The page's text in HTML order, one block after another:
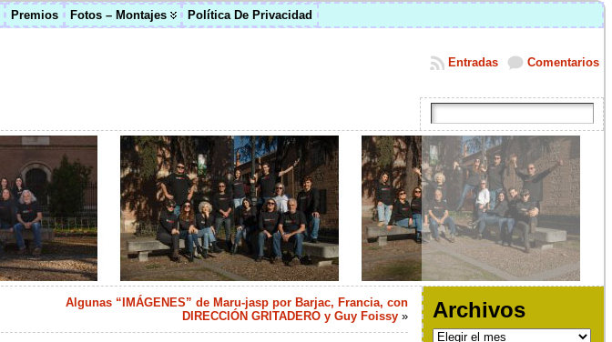
Premios Fotos – Montajes Política De Privacidad
Comentarios
Entradas
Algunas “IMÁGENES” de Maru-jasp por Barjac, Francia, con
DIRECCIÓN GRITADERO y Guy Foissy» Archivos
Archivos